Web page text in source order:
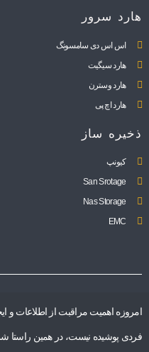
هارد سرور
اس اس دی سامسونگ
هارد سیگیت
هارد وسترن
هارد اچ پی
ذخیره ساز
کیونپ
San Srotage
Nas Storage
EMC
امروزه اهمیت مراقبت از اطلاعات و
فردی پوشیده نیست، در همین راستا